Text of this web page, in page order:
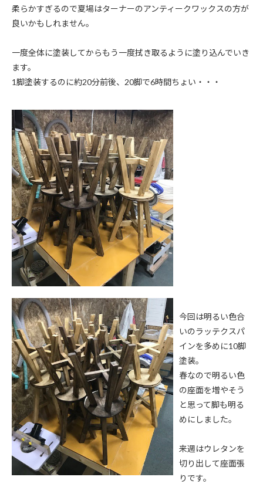
柔らかすぎるので夏場はターナーのアンティークワックスの方が
良いかもしれません。
一度全体に塗装してからもう一度拭き取るように塗り込んでいき
ます。
1脚塗装するのに約20分前後、20脚で6時間ちょい・・・
今回は明るい色合
いのラッテクスパ
インを多めに10脚
塗装。
春なので明るい色
の座面を増やそう
と思って脚も明る
めにしました。
来週はウレタンを
切り出して座面張
りです。